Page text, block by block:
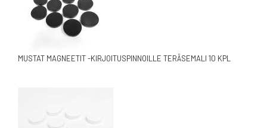
MUSTAT MAGNEETIT -KIRJOITUSPINNOILLE TERÄSEMALI 10 KPL